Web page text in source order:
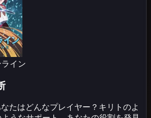
イン
たはどんなプレイヤー？キリトのよ